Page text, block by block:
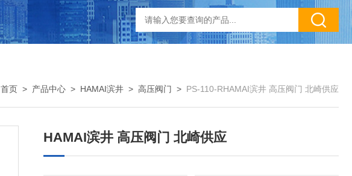
首页 > 产品中心 > HAMAI滨井 > 高压阀门 > PS-110-RHAMAI滨井 高压阀门 北崎供应
HAMAI滨井 高压阀门 北崎供应